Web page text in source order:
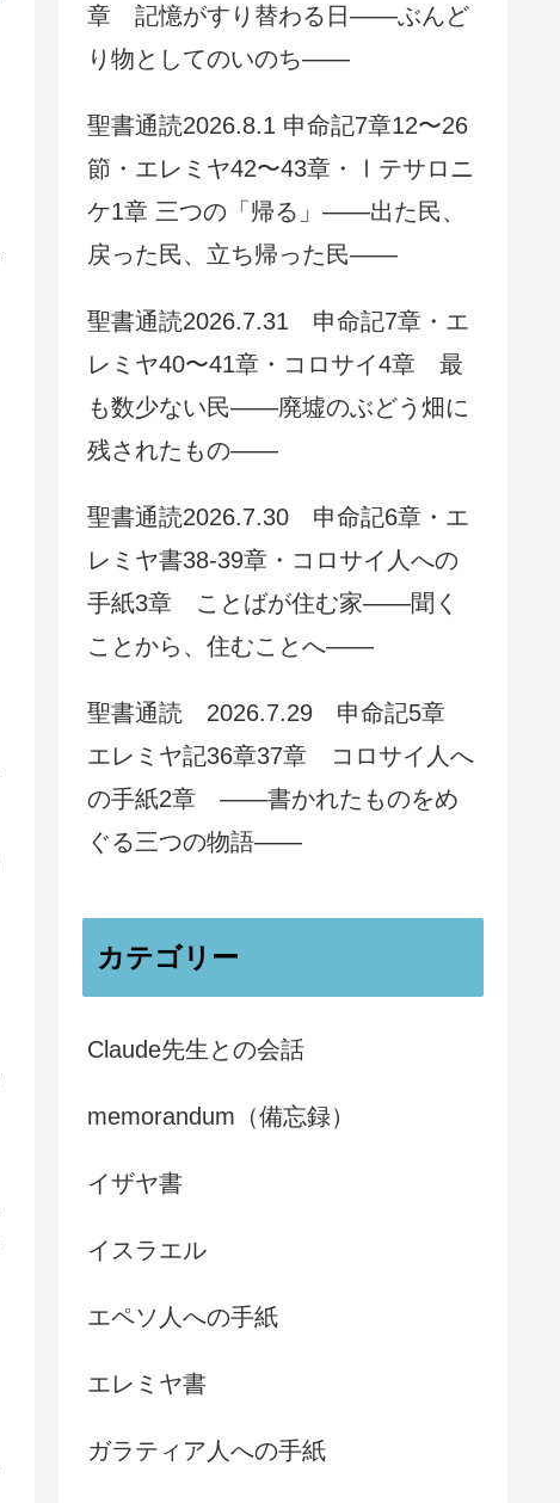
章 記憶がすり替わる日——ぶんど
り物としてのいのち——
聖書通読2026.8.1 申命記7章12〜26
節・エレミヤ42〜43章・Ⅰテサロニ
ケ1章 三つの「帰る」――出た民、
戻った民、立ち帰った民――
聖書通読2026.7.31 申命記7章・エ
レミヤ40〜41章・コロサイ4章 最
も数少ない民——廃墟のぶどう畑に
残されたもの——
聖書通読2026.7.30 申命記6章・エ
レミヤ書38-39章・コロサイ人への
手紙3章 ことばが住む家——聞く
ことから、住むことへ——
聖書通読 2026.7.29 申命記5章
エレミヤ記36章37章 コロサイ人へ
の手紙2章 ——書かれたものをめ
ぐる三つの物語——
カテゴリー
Claude先生との会話
memorandum（備忘録）
イザヤ書
イスラエル
エペソ人への手紙
エレミヤ書
ガラティア人への手紙